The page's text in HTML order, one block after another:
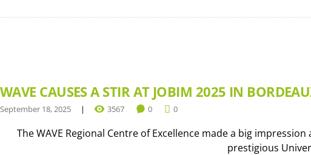
WAVE CAUSES A STIR AT JOBIM 2025 IN
September 18, 2025 3567 0 0
The WAVE Regional Centre of Excellence made a big
prestigious